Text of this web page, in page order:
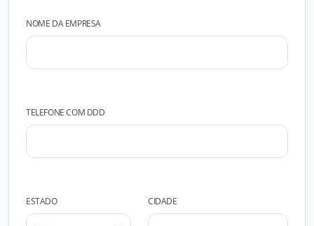
NOME DA EMPRESA
TELEFONE COM DDD
ESTADO CIDADE